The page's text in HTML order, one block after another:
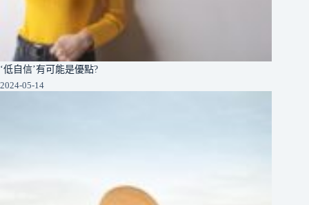
‘低自信’有可能是優點?
2024-05-14